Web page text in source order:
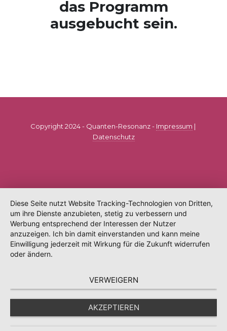
Copyright 2024 - Quanten-Resonanz - Impressum |
Datenschutz
Diese Seite nutzt Website Tracking-Technologien von Dritten,
um ihre Dienste anzubieten, stetig zu verbessern und
Werbung entsprechend der Interessen der Nutzer
anzuzeigen. Ich bin damit einverstanden und kann meine
Einwilligung jederzeit mit Wirkung für die Zukunft widerrufen
oder ändern.
VERWEIGERN
AKZEPTIEREN